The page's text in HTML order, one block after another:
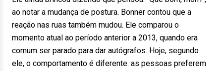
ao notar a mudança de postura. Bonner contou que a
reação nas ruas também mudou. Ele comparou o
momento atual ao período anterior a 2013, quando era
comum ser parado para dar autógrafos. Hoje, segundo
ele, o comportamento é diferente: as pessoas preferem